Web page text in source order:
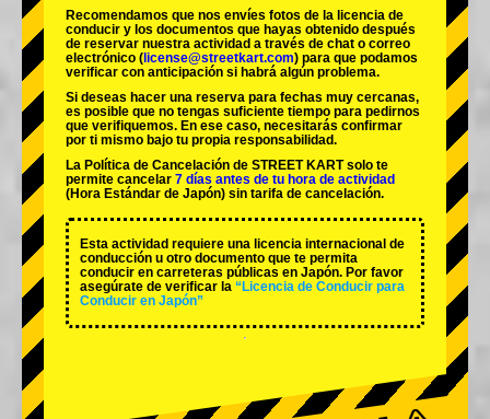
Recomendamos que nos envíes fotos de la licencia de
conducir y los documentos que hayas obtenido después
de reservar nuestra actividad a través de chat o correo
electrónico ( license@streetkart.com) para que podamos
verificar con anticipación si habrá algún problema.
Si deseas hacer una reserva para fechas muy cercanas,
es posible que no tengas suficiente tiempo para pedirnos
que verifiquemos. En ese caso, necesitarás confirmar
por ti mismo bajo tu propia responsabilidad.
La Política de Cancelación de STREET KART solo te
permite cancelar 7 días antes de tu hora de actividad
(Hora Estándar de Japón) sin tarifa de cancelación.
Esta actividad requiere una licencia internacional de
conducción u otro documento que te permita
conducir en carreteras públicas en Japón. Por favor
asegúrate de verificar la “Licencia de Conducir para
Conducir en Japón”